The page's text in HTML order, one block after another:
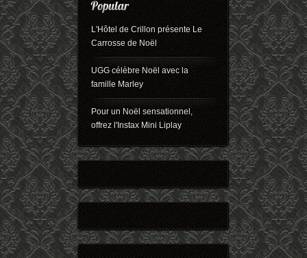
L'Hôtel de Crillon présente Le
Carrosse de Noël
UGG célèbre Noël avec la
famille Marley
Pour un Noël sensationnel,
offrez l'Instax Mini Liplay